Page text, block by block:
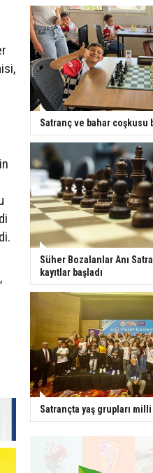
Satranç ve bahar coşkusu
Süher Bozalanlar Anı
kayıtlar başladı
Satrançta yaş grupları milli